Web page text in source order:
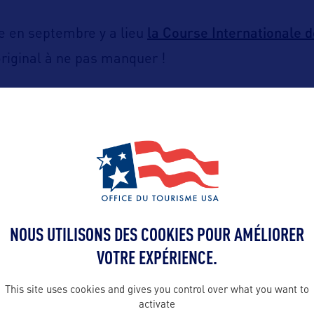
en septembre y a lieu la Course Internationale
à ne pas manquer !
ALLEZ PLUS LOIN
NOUS UTILISONS DES COOKIES POUR AMÉLIORER
VOTRE EXPÉRIENCE.
This site uses cookies and gives you control over what you want to
activate